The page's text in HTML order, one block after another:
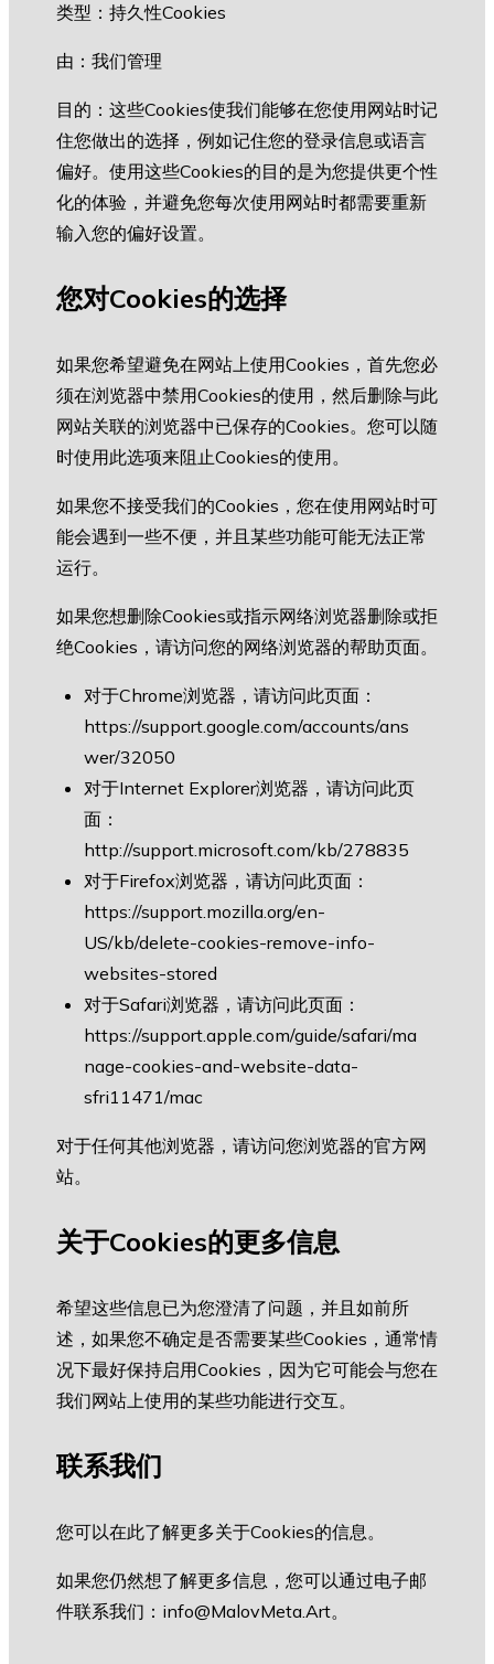
类型：持久性Cookies
由：我们管理
目的：这些Cookies使我们能够在您使用网站时记
住您做出的选择，例如记住您的登录信息或语言
偏好。使用这些Cookies的目的是为您提供更个性
化的体验，并避免您每次使用网站时都需要重新
输入您的偏好设置。
您对Cookies的选择
如果您希望避免在网站上使用Cookies，首先您必
须在浏览器中禁用Cookies的使用，然后删除与此
网站关联的浏览器中已保存的Cookies。您可以随
时使用此选项来阻止Cookies的使用。
如果您不接受我们的Cookies，您在使用网站时可
能会遇到一些不便，并且某些功能可能无法正常
运行。
如果您想删除Cookies或指示网络浏览器删除或拒
绝Cookies，请访问您的网络浏览器的帮助页面。
对于Chrome浏览器，请访问此页面：
https://support.google.com/accounts/ans
wer/32050
对于Internet Explorer浏览器，请访问此页
面：
http://support.microsoft.com/kb/278835
对于Firefox浏览器，请访问此页面：
https://support.mozilla.org/en-
US/kb/delete-cookies-remove-info-
websites-stored
对于Safari浏览器，请访问此页面：
https://support.apple.com/guide/safari/ma
nage-cookies-and-website-data-
sfri11471/mac
对于任何其他浏览器，请访问您浏览器的官方网
站。
关于Cookies的更多信息
希望这些信息已为您澄清了问题，并且如前所
述，如果您不确定是否需要某些Cookies，通常情
况下最好保持启用Cookies，因为它可能会与您在
我们网站上使用的某些功能进行交互。
联系我们
您可以在此了解更多关于Cookies的信息。
如果您仍然想了解更多信息，您可以通过电子邮
件联系我们： info@MalovMeta.Art。